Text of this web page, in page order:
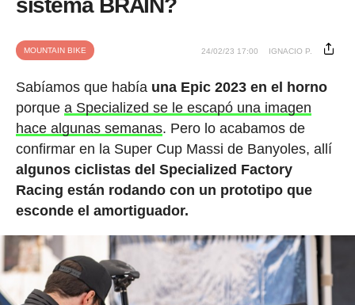
MOUNTAIN BIKE 24/02/23 17:00 IGNACIO P.
Sabíamos que había una Epic 2023 en el horno
porque a Specialized se le escapó una imagen
hace algunas semanas. Pero lo acabamos de
confirmar en la Super Cup Massi de Banyoles, allí
algunos ciclistas del Specialized Factory
Racing están rodando con un prototipo que
esconde el amortiguador.